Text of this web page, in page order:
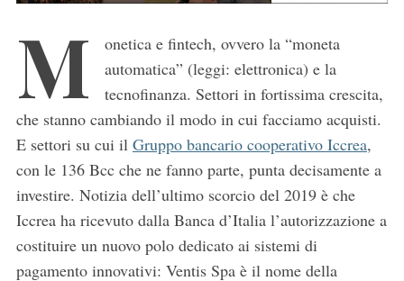
M
onetica e fintech, ovvero la “moneta
automatica” (leggi: elettronica) e la
tecnofinanza. Settori in fortissima crescita,
che stanno cambiando il modo in cui facciamo acquisti.
E settori su cui il Gruppo bancario cooperativo Iccrea,
con le 136 Bcc che ne fanno parte, punta decisamente a
investire. Notizia dell’ultimo scorcio del 2019 è che
Iccrea ha ricevuto dalla Banca d’Italia l’autorizzazione a
costituire un nuovo polo dedicato ai sistemi di
pagamento innovativi: Ventis Spa è il nome della